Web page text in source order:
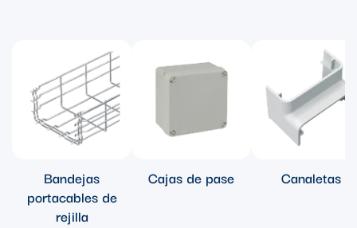
Bandejas
portacables de
rejilla
Cajas de pase Canaletas